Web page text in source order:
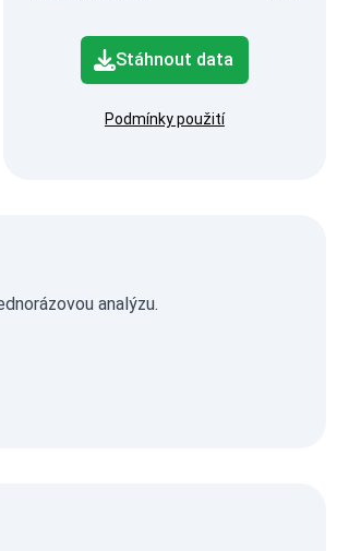
Stáhnout data
Podmínky použití
analýzu.